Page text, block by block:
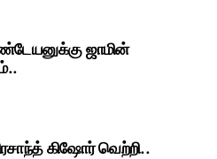
ஜாமின்
கிஷோர் வெற்றி..